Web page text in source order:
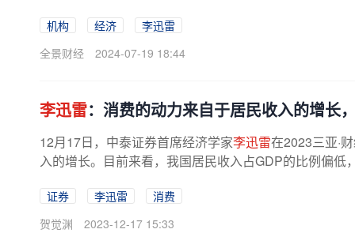
机构 经济
李迅雷
全景财经
2024-07-19 18:44
李迅雷：消费的动力来自于居民收入的增长
12月17日，中泰证券首席经济学家李迅雷在2023三亚·
入的增长。目前来看，我国居民收入占GDP的比例偏
证券 李迅雷
消费
贺觉渊
2023-12-17 15:33